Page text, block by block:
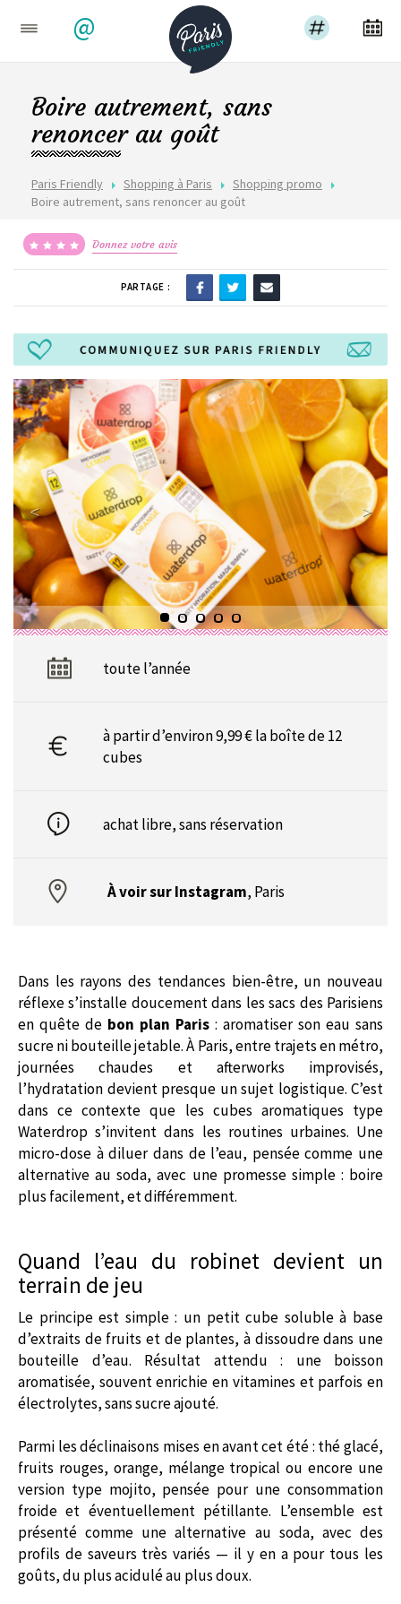
@
Paris Friendly Shopping à Paris
Shopping promo
Boire autrement, sans renoncer au goût
Boire autrement, sans
renoncer au goût
Donnez votre avis
PARTAGE :
toute l’année
à partir d’environ 9,99 € la boîte de 12
cubes
achat libre, sans réservation
À voir sur Instagram, Paris
Dans les rayons des tendances bien-être, un nouveau
réflexe s’installe doucement dans les sacs des Parisiens
en quête de bon plan Paris : aromatiser son eau sans
sucre ni bouteille jetable. À Paris, entre trajets en métro,
journées chaudes et afterworks improvisés,
l’hydratation devient presque un sujet logistique. C’est
dans ce contexte que les cubes aromatiques type
Waterdrop s’invitent dans les routines urbaines. Une
micro-dose à diluer dans de l’eau, pensée comme une
alternative au soda, avec une promesse simple : boire
plus facilement, et différemment.
Quand l’eau du robinet devient un
terrain de jeu
Le principe est simple : un petit cube soluble à base
d’extraits de fruits et de plantes, à dissoudre dans une
bouteille d’eau. Résultat attendu : une boisson
aromatisée, souvent enrichie en vitamines et parfois en
électrolytes, sans sucre ajouté.
Parmi les déclinaisons mises en avant cet été : thé glacé,
fruits rouges, orange, mélange tropical ou encore une
version type mojito, pensée pour une consommation
froide et éventuellement pétillante. L’ensemble est
présenté comme une alternative au soda, avec des
profils de saveurs très variés — il y en a pour tous les
goûts, du plus acidulé au plus doux.